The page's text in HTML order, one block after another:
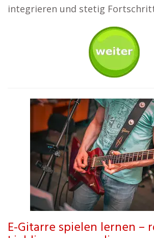
integrieren und stetig
E-Gitarre spielen lernen –